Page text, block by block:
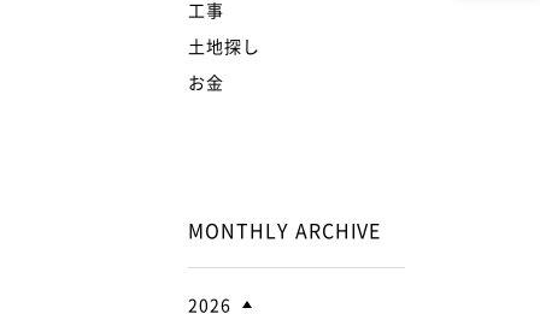
工事
土地探し
お金
MONTHLY ARCHIVE
2026